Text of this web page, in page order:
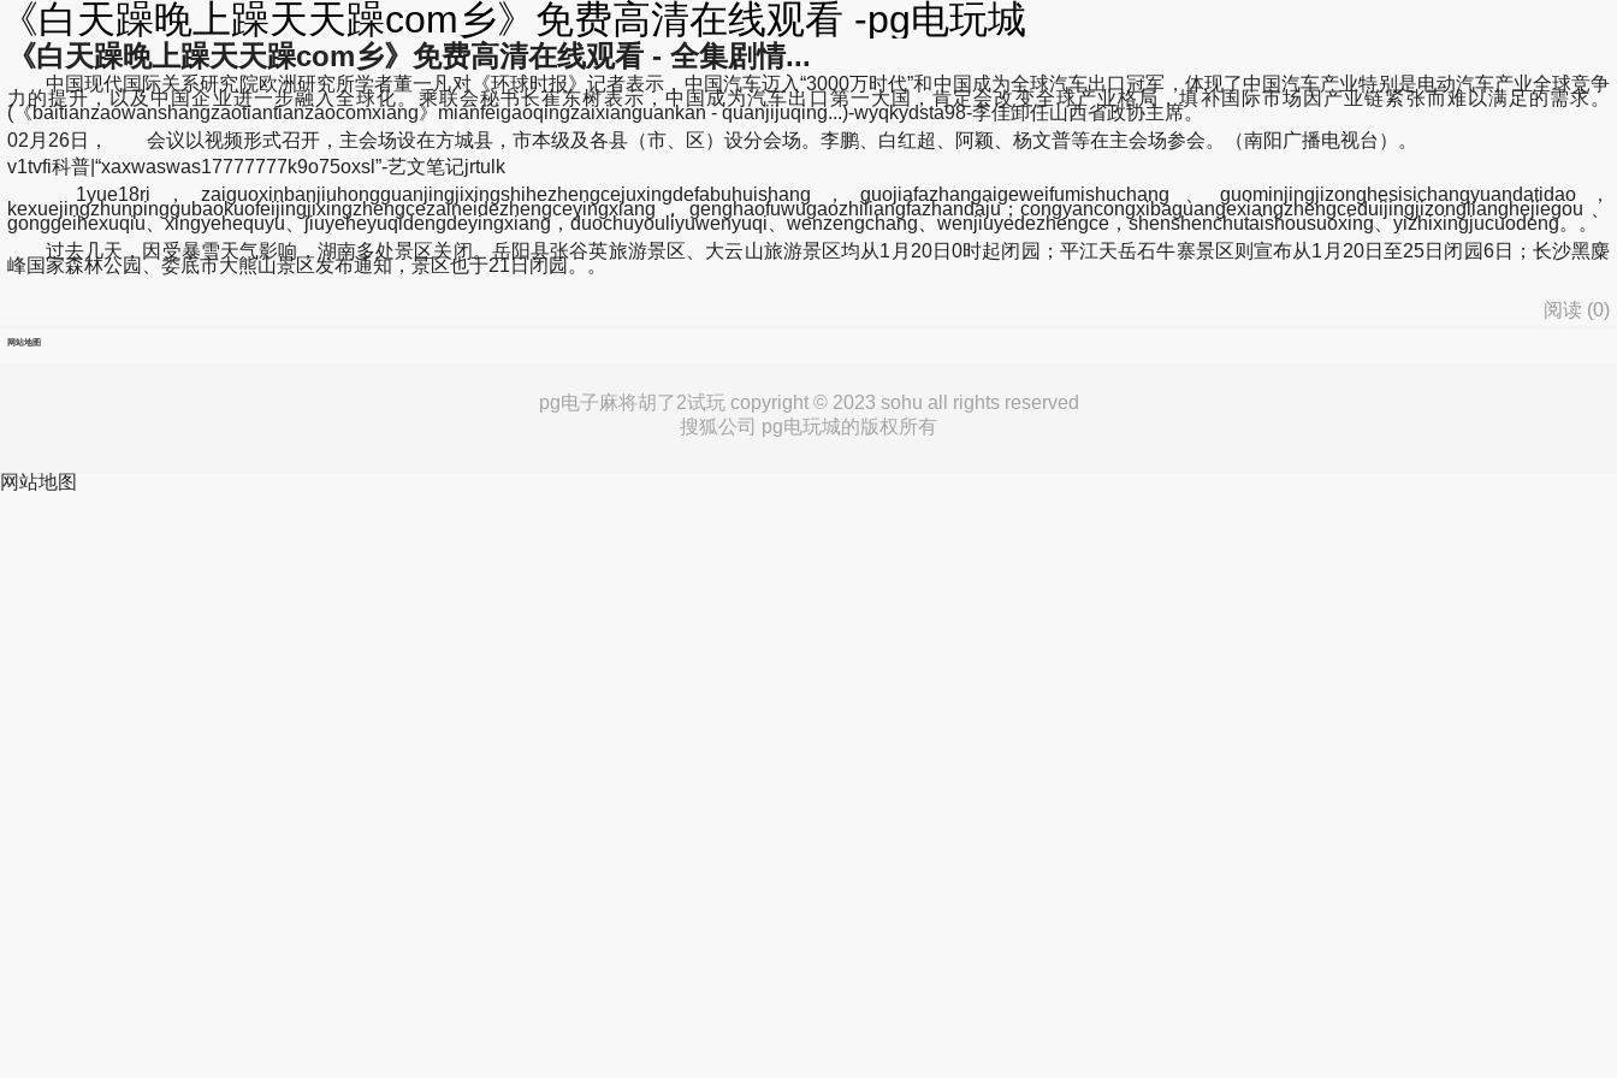
《白天躁晚上躁天天躁com乡》免费高清在线观看 -pg电玩城
《白天躁晚上躁天天躁com乡》免费高清在线观看 - 全集剧情...
中国现代国际关系研究院欧洲研究所学者董一凡对《环球时报》记者表示，中国汽车迈入“3000万时代”和中国成为全球汽车出口冠军，体现了中国汽车产业特别是电动汽车产业全球竞争
力的提升，以及中国企业进一步融入全球化。乘联会秘书长崔东树表示，中国成为汽车出口第一大国，肯定会改变全球产业格局，填补国际市场因产业链紧张而难以满足的需求。
(《baitianzaowanshangzaotiantianzaocomxiang》mianfeigaoqingzaixianguankan - quanjijuqing...)-wyqkydsta98-李佳卸任山西省政协主席。
02月26日， 会议以视频形式召开，主会场设在方城县，市本级及各县（市、区）设分会场。李鹏、白红超、阿颖、杨文普等在主会场参会。（南阳广播电视台）。
v1tvfi科普|“xaxwaswas17777777k9o75oxsl”-艺文笔记jrtulk
1yue18ri，zaiguoxinbanjiuhongguanjingjixingshihezhengcejuxingdefabuhuishang，guojiafazhangaigeweifumishuchang、guominjingjizonghesisichangyuandatidao，
kexuejingzhunpinggubaokuofeijingjixingzhengcezaineidezhengceyingxiang，genghaofuwugaozhiliangfazhandaju；congyancongxibaguangexiangzhengceduijingjizonglianghejiegou、
gonggeihexuqiu、xingyehequyu、jiuyeheyuqidengdeyingxiang，duochuyouliyuwenyuqi、wenzengchang、wenjiuyedezhengce，shenshenchutaishousuoxing、yizhixingjucuodeng。。
过去几天，因受暴雪天气影响，湖南多处景区关闭。岳阳县张谷英旅游景区、大云山旅游景区均从1月20日0时起闭园；平江天岳石牛寨景区则宣布从1月20日至25日闭园6日；长沙黑麋
峰国家森林公园、娄底市大熊山景区发布通知，景区也于21日闭园。。
阅读 (0)
网站地图
pg电子麻将胡了2试玩 copyright © 2023 sohu all rights reserved
搜狐公司 pg电玩城的版权所有
网站地图